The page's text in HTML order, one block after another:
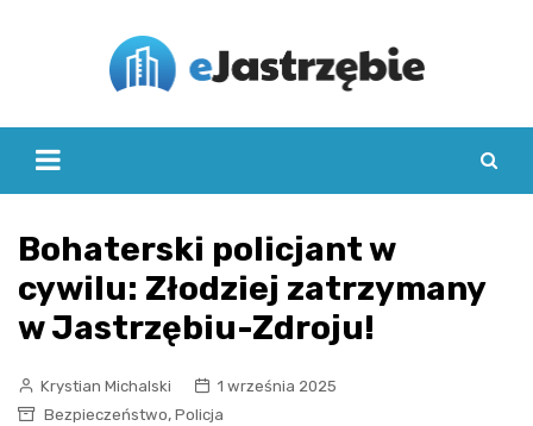
Bohaterski policjant w
cywilu: Złodziej zatrzymany
w Jastrzębiu-Zdroju!
Krystian Michalski
1 września 2025
Bezpieczeństwo, Policja